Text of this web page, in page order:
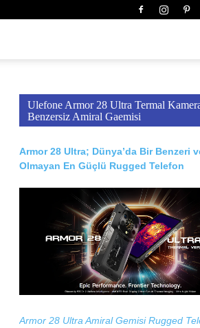
Ulefone Armor 28 Ultra Termal
Benzersiz Amiral Gaemisi
Armor 28 Ultra; Dünya’da Bir Benzeri
Olmayan En Güçlü Rugged Telefon
Armor 28 Ultra Amiral Gemisi Rugged